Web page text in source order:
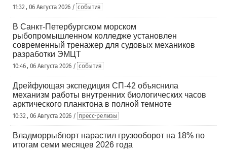
11:32 , 06 Августа 2026 / события
В Санкт-Петербургском морском
рыбопромышленном колледже установлен
современный тренажер для судовых механиков
разработки ЭМЦТ
10:46 , 06 Августа 2026 / события
Дрейфующая экспедиция СП-42 объяснила
механизм работы внутренних биологических часов
арктического планктона в полной темноте
10:32 , 06 Августа 2026 / пресс-релизы
Владморрыбпорт нарастил грузооборот на 18% по
итогам семи месяцев 2026 года